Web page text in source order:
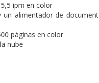
ipm en color
alimentador de
páginas en color
nube